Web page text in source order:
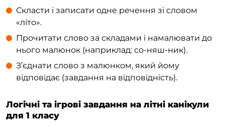
Скласти і записати одне речення зі словом
«літо».
Прочитати слово за складами і намалювати до
нього малюнок (наприклад: со-няш-ник).
З’єднати слово з малюнком, який йому
відповідає (завдання на відповідність).
Логічні та ігрові завдання на літні канікули
для 1 класу